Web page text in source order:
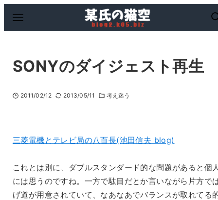
SONYのダイジェスト再生
2011/02/12 2013/05/11 考え迷う
三菱電機とテレビ局の八百長(池田信夫 blog)
これとは別に、ダブルスタンダード的な問題があると個
には思うのですね。一方で駄目だとか言いながら片方で
げ道が用意されていて、なあなあでバランスが取れてる